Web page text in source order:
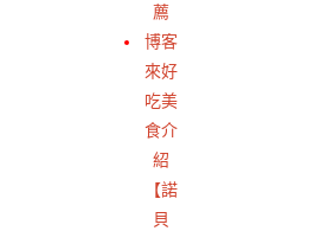
薦
博客
來好
吃美
食介
紹
【諾
貝